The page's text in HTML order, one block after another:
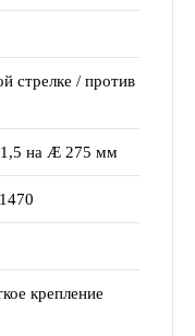
стрелке / против
на Æ 275 мм
крепление